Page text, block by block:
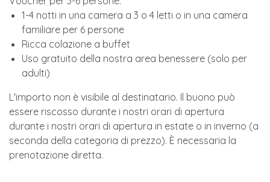
1-4 notti in una camera a 3 o 4 letti o in una camera
familiare per 6 persone
Ricca colazione a buffet
Uso gratuito della nostra area benessere (solo per
adulti)
L'importo non è visibile al destinatario. Il buono può
essere riscosso durante i nostri orari di apertura
durante i nostri orari di apertura in estate o in inverno (a
seconda della categoria di prezzo). È necessaria la
prenotazione diretta.